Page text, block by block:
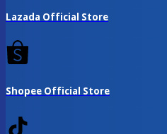
Lazada Official Store
Shopee Official Store